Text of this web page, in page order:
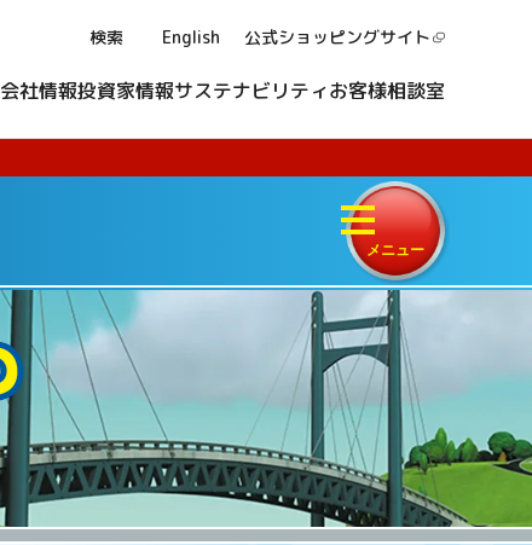
検索 English 公式ショッピングサイト
会社情報投資家情報サステナビリティお客様相談室